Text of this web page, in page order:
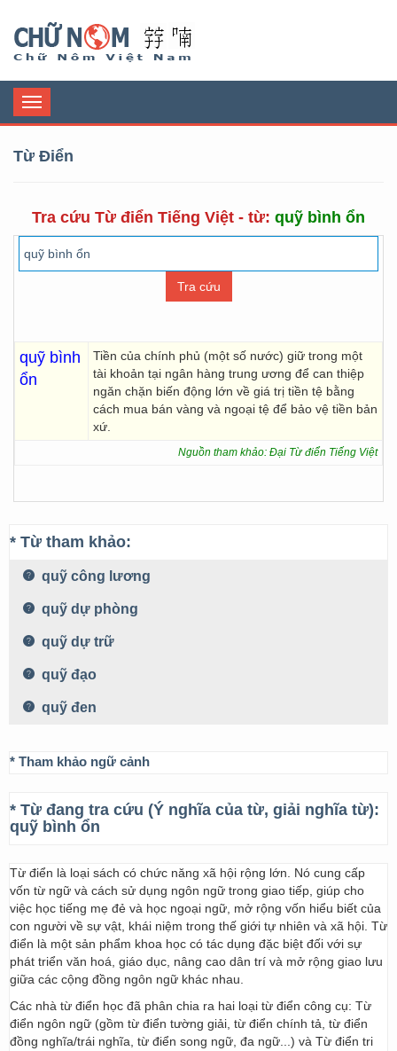
Toggle
navigation
Từ Điển
Tra cứu Từ điển Tiếng Việt - từ: quỹ bình ổn
quỹ bình
ổn
Tiền của chính phủ (một số nước) giữ trong một
tài khoản tại ngân hàng trung ương để can thiệp
ngăn chặn biến động lớn về giá trị tiền tệ bằng
cách mua bán vàng và ngoại tệ để bảo vệ tiền bản
xứ.
Nguồn tham khảo: Đại Từ điển Tiếng Việt
* Từ tham khảo:
quỹ công lương
quỹ dự phòng
quỹ dự trữ
quỹ đạo
quỹ đen
* Tham khảo ngữ cảnh
* Từ đang tra cứu (Ý nghĩa của từ, giải nghĩa từ):
quỹ bình ổn
Từ điển là loại sách có chức năng xã hội rộng lớn. Nó cung cấp
vốn từ ngữ và cách sử dụng ngôn ngữ trong giao tiếp, giúp cho
việc học tiếng mẹ đẻ và học ngoại ngữ, mở rộng vốn hiểu biết của
con người về sự vật, khái niệm trong thế giới tự nhiên và xã hội. Từ
điển là một sản phẩm khoa học có tác dụng đặc biệt đối với sự
phát triển văn hoá, giáo dục, nâng cao dân trí và mở rộng giao lưu
giữa các cộng đồng ngôn ngữ khác nhau.
Các nhà từ điển học đã phân chia ra hai loại từ điển công cụ: Từ
điển ngôn ngữ (gồm từ điển tường giải, từ điển chính tả, từ điển
đồng nghĩa/trái nghĩa, từ điển song ngữ, đa ngữ...) và Từ điển tri